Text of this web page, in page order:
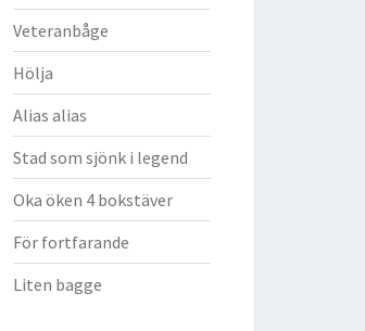
Veteranbåge
Hölja
Alias alias
Stad som sjönk i legend
Oka öken 4 bokstäver
För fortfarande
Liten bagge